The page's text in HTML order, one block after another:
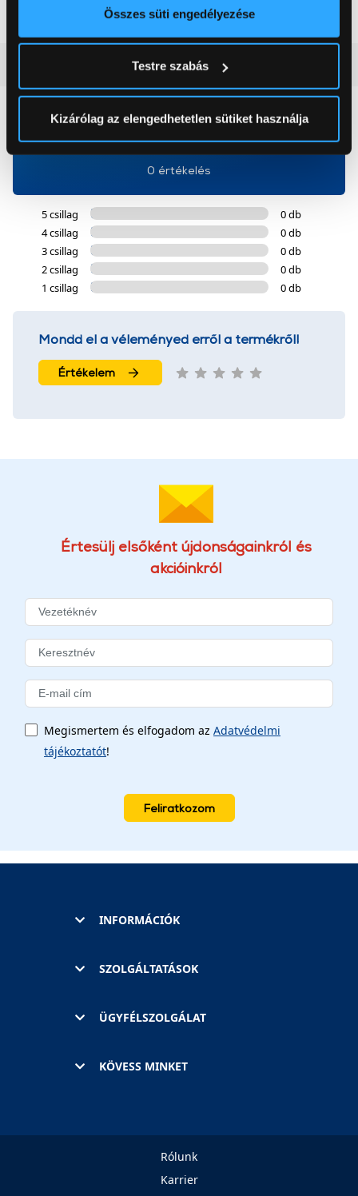
Az Ön készülékén beazonosítása annak konkrét
módjairól és adja meg preferenciáit aRészletek
pontban. Bármikor módosíthatja vagy visszavonhatja a
Sütinyilatkozathoz való hozzájárulását.
okat használ, melyeket az Ön gépén tárol a rendszer. A
szolgáltatásaink biztosításához szükségesek. Az oldal
használatával Ön elfogadja a cookie-k használatát.
További információk:ÁSZFésAdatvédelem
Összes süti engedélyezése
Testre szabás
Kizárólag az elengedhetetlen sütiket használja
(0)
0
0 értékelés
5 csillag
0 db
4 csillag
0 db
3 csillag
0 db
2 csillag
0 db
1 csillag
0 db
Mondd el a véleményed erről a termékről!
Értékelem
Értesülj elsőként újdonságainkról és
akcióinkról
Megismertem és elfogadom az Adatvédelmi
tájékoztatót!
Feliratkozom
INFORMÁCIÓK
SZOLGÁLTATÁSOK
ÜGYFÉLSZOLGÁLAT
KÖVESS MINKET
Rólunk
Karrier